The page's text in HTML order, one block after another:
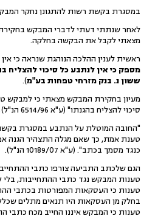
במסגרת בקשת רשות להתגונן נחקר המבקש ביום 11.4.2010
לאחר שנתתי דעתי לדברי המבקש
מצאתי לקבל את הבקשה בחלקה.
ראשית לענין ההלכה הנוהגת שנראה כי
מספק כי אין לנתבע כל סיכוי להצליח
ששון נ. בנק מזרחי טפחות בע"מ).
מעיון בחקירת המבקש מצאתי כי למבקש
סיכוי להצליח בהגנתו" (ע"א 6514/96 הנ"ל); בוודאי אינני יכולה לקבוע כי בידו אך 'הגנת בדים'.
"החובה המוטלת על הנתבע במסגרת
טענת אמת, כך שאם מגלה התצהיר הגנה
כנגד מסמך בכתב". (ע"א 10189/07 הנ"ל).
הגם שלכתב התביעה צורפו כתבי
טענות המבקש נגד כתבי ההתחייבות, בלי
טענות כי העסקאות המפורטות בכתבי
בחלק מן העסקאות היו תנאים מתלים
טענות כי המבקש איננו החייב מכח כתבי